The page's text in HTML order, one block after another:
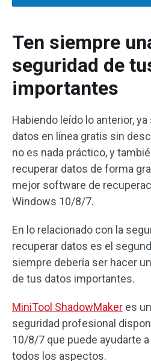
Ten siempre
seguridad de
importantes
Habiendo leído lo anterior,
datos en línea gratis sin
no es nada práctico, y
recuperar datos de forma
mejor software de
Windows 10/8/7.
En lo relacionado con la
recuperar datos es el
siempre debería ser hacer
de tus datos importantes.
MiniTool ShadowMaker es
seguridad profesional
10/8/7 que puede ayudarte
todos los aspectos.